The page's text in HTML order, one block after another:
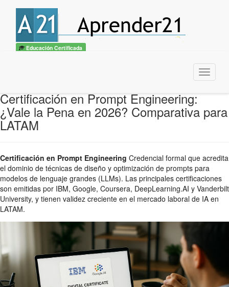
Educación Certificada
Menu
Certificación en Prompt Engineering:
¿Vale la Pena en 2026? Comparativa para
LATAM
Certificación en Prompt Engineering Credencial formal que acredita
el dominio de técnicas de diseño y optimización de prompts para
modelos de lenguaje grandes (LLMs). Las principales certificaciones
son emitidas por IBM, Google, Coursera, DeepLearning.AI y Vanderbilt
University, y tienen validez creciente en el mercado laboral de IA en
LATAM.